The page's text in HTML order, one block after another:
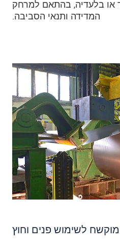
או בלעדיה, בהתאם למרחק
המדידה ותנאי הסביבה.
לשימוש פנים וחוץ